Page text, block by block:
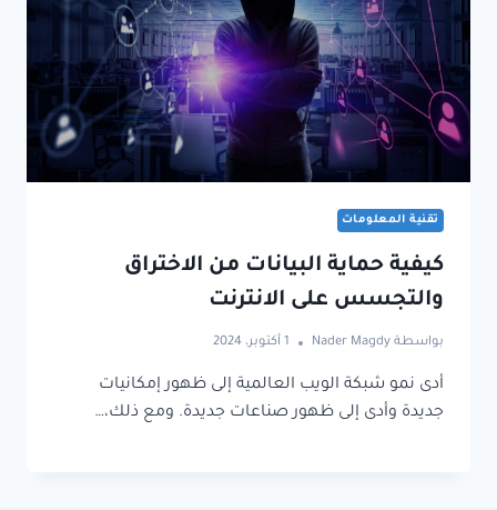
تقنية المعلومات
كيفية حماية البيانات من الاختراق
والتجسس على الانترنت
بواسطة Nader Magdy 1 أكتوبر، 2024
أدى نمو شبكة الويب العالمية إلى ظهور إمكانيات
جديدة وأدى إلى ظهور صناعات جديدة. ومع ذلك،…